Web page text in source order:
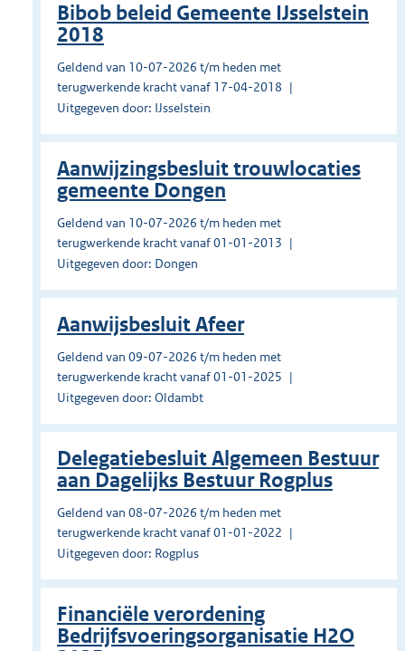
Bibob beleid Gemeente IJsselstein
2018
Geldend van 10-07-2026 t/m heden met
terugwerkende kracht vanaf 17-04-2018
Uitgegeven door: IJsselstein
Aanwijzingsbesluit trouwlocaties
gemeente Dongen
Geldend van 10-07-2026 t/m heden met
terugwerkende kracht vanaf 01-01-2013
Uitgegeven door: Dongen
Aanwijsbesluit Afeer
Geldend van 09-07-2026 t/m heden met
terugwerkende kracht vanaf 01-01-2025
Uitgegeven door: Oldambt
Delegatiebesluit Algemeen Bestuur
aan Dagelijks Bestuur Rogplus
Geldend van 08-07-2026 t/m heden met
terugwerkende kracht vanaf 01-01-2022
Uitgegeven door: Rogplus
Financiële verordening
Bedrijfsvoeringsorganisatie H2O